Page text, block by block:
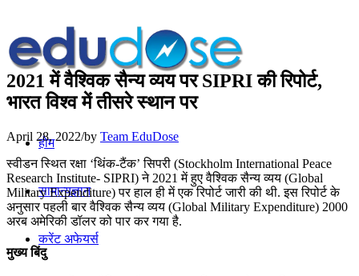
होम
सामान्यज्ञान
करेंट अफेयर्स
2021 में वैश्विक सैन्य व्यय पर SIPRI की रिपोर्ट,
भारत विश्व में तीसरे स्थान पर
April 28, 2022/by Team EduDose
स्वीडन स्थित रक्षा ‘थिंक-टैंक’ सिपरी (Stockholm International Peace
Research Institute- SIPRI) ने 2021 में हुए वैश्विक सैन्य व्यय (Global
Military Expenditure) पर हाल ही में एक रिपोर्ट जारी की थी. इस रिपोर्ट के
अनुसार पहली बार वैश्विक सैन्य व्यय (Global Military Expenditure) 2000
अरब अमेरिकी डॉलर को पार कर गया है.
मुख्य बिंदु